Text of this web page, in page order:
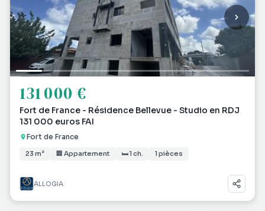
131 000 €
Fort de France - Résidence Bellevue - Studio en RDJ
131 000 euros FAI
Fort de France
23 m² 🏢 Appartement 🛏 1 ch. 1 pièces
ALLOGIA